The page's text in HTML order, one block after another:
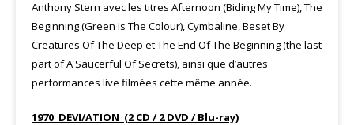
Anthony Stern avec les titres Afternoon (Biding My Time), The
Beginning (Green Is The Colour), Cymbaline, Beset By
Creatures Of The Deep et The End Of The Beginning (the last
part of A Saucerful Of Secrets), ainsi que d’autres
performances live filmées cette même année.
1970 DEVI/ATION (2 CD / 2 DVD / Blu-ray)